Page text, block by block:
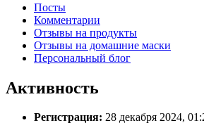
Посты
Комментарии
Отзывы на продукты
Отзывы на домашние маски
Персональный блог
Активность
Регистрация: 28 декабря 2024,